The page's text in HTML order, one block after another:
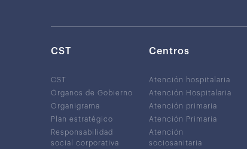
CST
CST
Órganos de Gobierno
Organigrama
Plan estratégico
Responsabilidad
social corporativa
Centros
Atención hospitalaria
Atención Hospitalaria
Atención primaria
Atención Primaria
Atención
sociosanitaria